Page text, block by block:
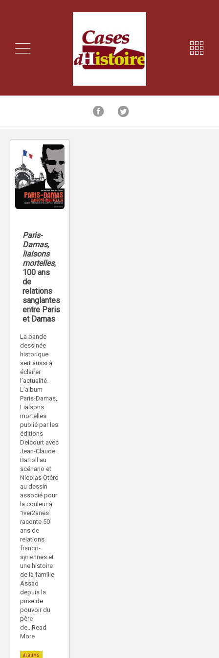
Paris-
Damas,
liaisons
mortelles,
100 ans
de
relations
sanglantes
entre Paris
et Damas
La bande
dessinée
historique
sert aussi à
éclairer
l’actualité.
L’album
Paris-Damas,
Liaisons
mortelles
publié par les
éditions
Delcourt avec
Jean-Claude
Bartoll au
scénario et
Nicolas Otéro
au dessin
associé pour
la couleur à
1ver2anes
raconte 50
ans de
relations
franco-
syriennes et
une histoire
de la famille
Assad
depuis la
prise de
pouvoir du
père
de...Read
More
ALBUMS